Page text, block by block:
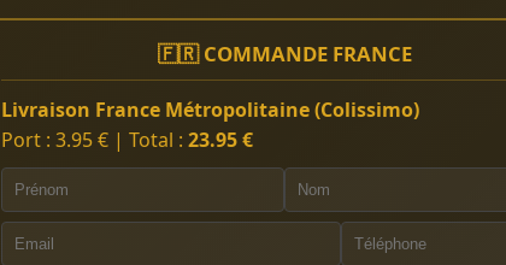
🇫🇷 COMMANDE FRANCE
Livraison France Métropolitaine (Colissimo)
Port : 3.95 € | Total : 23.95 €